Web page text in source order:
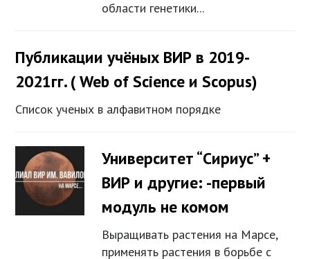
области генетики...
Публикации учёных ВИР в 2019-
2021гг. ( Web of Science и Scopus)
Список ученых в алфавитном порядке
Университет “Сириус” +
ВИР и другие: -первый
модуль не комом
Выращивать растения на Марсе,
применять растения в борьбе с